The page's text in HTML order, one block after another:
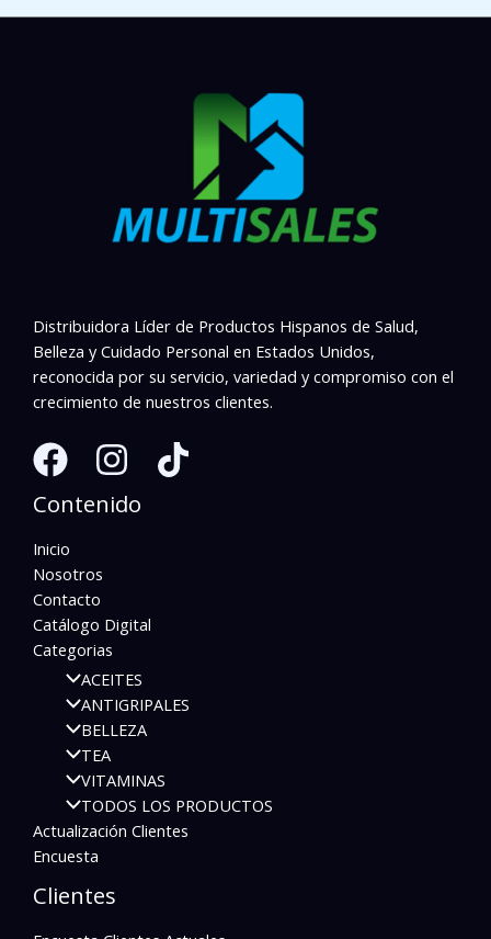
Distribuidora Líder de Productos Hispanos de Salud,
Belleza y Cuidado Personal en Estados Unidos,
reconocida por su servicio, variedad y compromiso con el
crecimiento de nuestros clientes.
Contenido
Inicio
Nosotros
Contacto
Catálogo Digital
Categorias
ACEITES
ANTIGRIPALES
BELLEZA
TEA
VITAMINAS
TODOS LOS PRODUCTOS
Actualización Clientes
Encuesta
Clientes